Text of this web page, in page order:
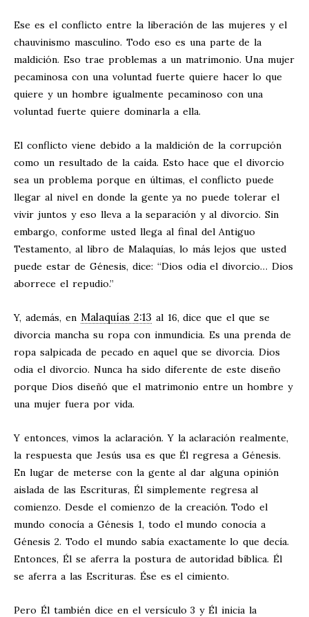
Ese es el conflicto entre la liberación de las mujeres y el
chauvinismo masculino. Todo eso es una parte de la
maldición. Eso trae problemas a un matrimonio. Una mujer
pecaminosa con una voluntad fuerte quiere hacer lo que
quiere y un hombre igualmente pecaminoso con una
voluntad fuerte quiere dominarla a ella.
El conflicto viene debido a la maldición de la corrupción
como un resultado de la caída. Esto hace que el divorcio
sea un problema porque en últimas, el conflicto puede
llegar al nivel en donde la gente ya no puede tolerar el
vivir juntos y eso lleva a la separación y al divorcio. Sin
embargo, conforme usted llega al final del Antiguo
Testamento, al libro de Malaquías, lo más lejos que usted
puede estar de Génesis, dice: “Dios odia el divorcio… Dios
aborrece el repudio.”
Y, además, en Malaquías 2:13 al 16, dice que el que se
divorcia mancha su ropa con inmundicia. Es una prenda de
ropa salpicada de pecado en aquel que se divorcia. Dios
odia el divorcio. Nunca ha sido diferente de este diseño
porque Dios diseñó que el matrimonio entre un hombre y
una mujer fuera por vida.
Y entonces, vimos la aclaración. Y la aclaración realmente,
la respuesta que Jesús usa es que Él regresa a Génesis.
En lugar de meterse con la gente al dar alguna opinión
aislada de las Escrituras, Él simplemente regresa al
comienzo. Desde el comienzo de la creación. Todo el
mundo conocía a Génesis 1, todo el mundo conocía a
Génesis 2. Todo el mundo sabía exactamente lo que decía.
Entonces, Él se aferra la postura de autoridad bíblica. Él
se aferra a las Escrituras. Ése es el cimiento.
Pero Él también dice en el versículo 3 y Él inicia la